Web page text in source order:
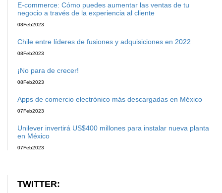
E-commerce: Cómo puedes aumentar las ventas de tu
negocio a través de la experiencia al cliente
08Feb2023
Chile entre líderes de fusiones y adquisiciones en 2022
08Feb2023
¡No para de crecer!
08Feb2023
Apps de comercio electrónico más descargadas en México
07Feb2023
Unilever invertirá US$400 millones para instalar nueva planta
en México
07Feb2023
TWITTER: